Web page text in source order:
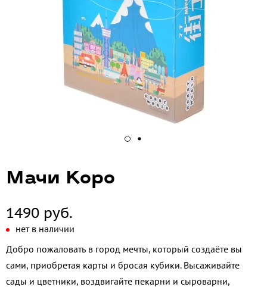
Мачи Коро
1490 руб.
нет в наличии
Добро пожаловать в город мечты, который создаёте вы
сами, приобретая карты и бросая кубики. Высаживайте
сады и цветники, воздвигайте пекарни и сыроварни,